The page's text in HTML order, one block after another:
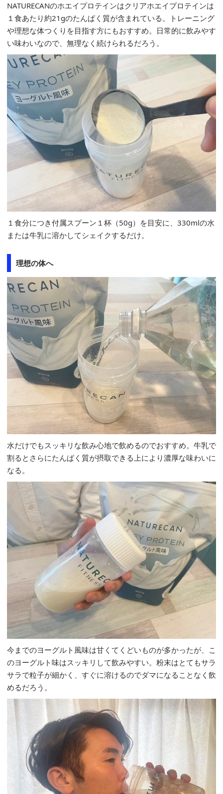
NATURECANのホエイプロテインはクリアホエイプロテインは
１食あたり約21gのたんぱく質が含まれている。トレーニング
や理想な体つくりを目指す方にもおすすめ。日常的に飲みやす
い味わいなので、無理なく続けられるだろう。
１食分につき付属スプーン１杯（50g）を目安に、330mlの水
または牛乳に溶かしてシェイクするだけ。
理想の体へ
水だけでもスッキリな飲み心地で飲めるのでおすすめ。牛乳で
割るとさらにたんぱく質が摂取できる上により濃厚な味わいに
なる。
今までのヨーグルト風味は甘くてくどいものが多かったが、こ
のヨーグルト味はスッキリして飲みやすい。粉末はとてもサラ
サラで粒子が細かく、すぐに溶けるのでダマになることなく飲
めるだろう。